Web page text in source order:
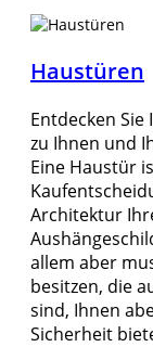
Haustüren
Entdecken
zu Ihnen und
Eine Haustür
Architektur
allem aber
besitzen, die
sind, Ihnen
Sicherheit